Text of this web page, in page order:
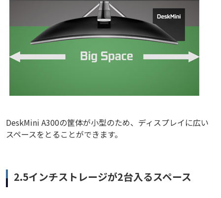
DeskMini A300の筐体が小型のため、ディスプレイに広い
スペースをとることができます。
2.5インチストレージが2台入るスペース